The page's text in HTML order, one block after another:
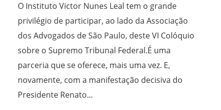
O Instituto Victor Nunes Leal tem o grande
privilégio de participar, ao lado da Associação
dos Advogados de São Paulo, deste VI Colóquio
sobre o Supremo Tribunal Federal.É uma
parceria que se oferece, mais uma vez. E,
novamente, com a manifestação decisiva do
Presidente Renato...